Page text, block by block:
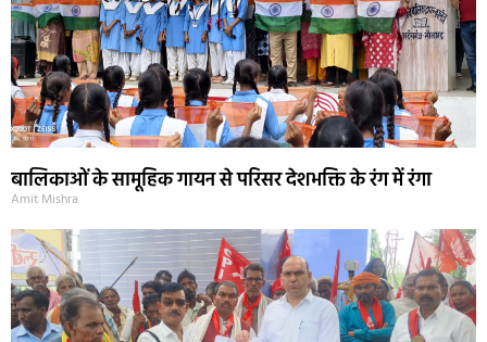
बालिकाओं के सामूहिक गायन से परिसर देशभक्ति के रंग में रंगा
Amit Mishra